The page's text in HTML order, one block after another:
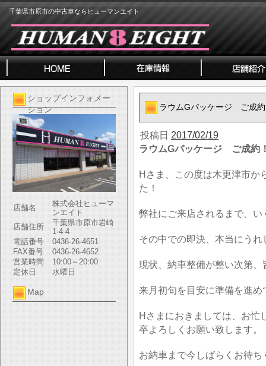
千葉県市原市の中古車ならヒューマンエイト
ショップインフォメー
ション
店舗名
株式会社ヒューマ
ンエイト
店舗住所
千葉県市原市岩崎
1-4-4
電話番号
0436-26-4651
FAX番号
0436-26-4652
営業時間
10:00～20:00
定休日
水曜日
Map
ラウムGパッケージ ご成
投稿日 2017/02/19
ラウムGパッケージ ご成約
Hさま、この度は木更津市か
た！
弊社にご来店されるまで、
その中での即決、本当にうれ
現状、納車整備が整い次第
来月初旬を目安に準備を進
Hさまにおきましては、お忙
卒よろしくお願い致します。
お納車まで今しばらくお待ち